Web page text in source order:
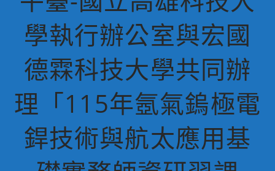
學執行辦公室與宏國
德霖科技大學共同辦
理「115年氬氣鎢極電
銲技術與航太應用基